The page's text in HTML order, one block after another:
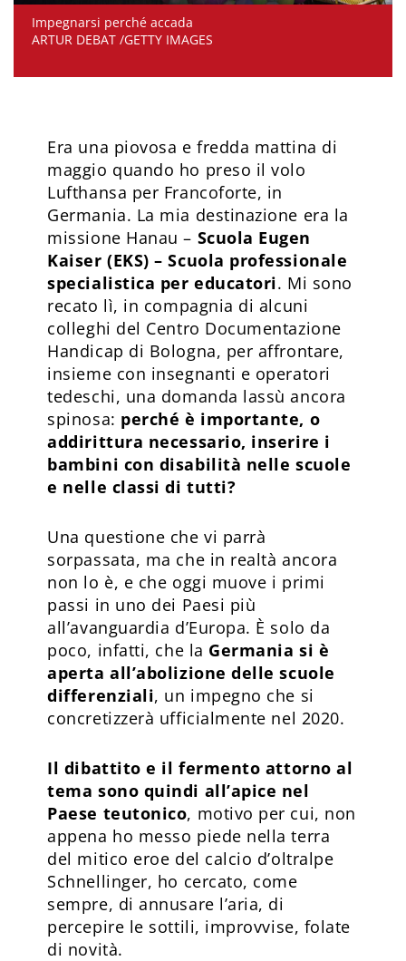
Impegnarsi perché accada
ARTUR DEBAT /GETTY IMAGES
Era una piovosa e fredda mattina di
maggio quando ho preso il volo
Lufthansa per Francoforte, in
Germania. La mia destinazione era la
missione Hanau – Scuola Eugen
Kaiser (EKS) – Scuola professionale
specialistica per educatori. Mi sono
recato lì, in compagnia di alcuni
colleghi del Centro Documentazione
Handicap di Bologna, per affrontare,
insieme con insegnanti e operatori
tedeschi, una domanda lassù ancora
spinosa: perché è importante, o
addirittura necessario, inserire i
bambini con disabilità nelle scuole
e nelle classi di tutti?
Una questione che vi parrà
sorpassata, ma che in realtà ancora
non lo è, e che oggi muove i primi
passi in uno dei Paesi più
all’avanguardia d’Europa. È solo da
poco, infatti, che la Germania si è
aperta all’abolizione delle scuole
differenziali, un impegno che si
concretizzerà ufficialmente nel 2020.
Il dibattito e il fermento attorno al
tema sono quindi all’apice nel
Paese teutonico, motivo per cui, non
appena ho messo piede nella terra
del mitico eroe del calcio d’oltralpe
Schnellinger, ho cercato, come
sempre, di annusare l’aria, di
percepire le sottili, improvvise, folate
di novità.